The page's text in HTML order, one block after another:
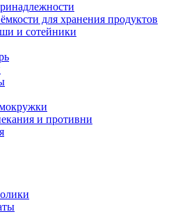
для хранения продуктов
и сотейники
и противни